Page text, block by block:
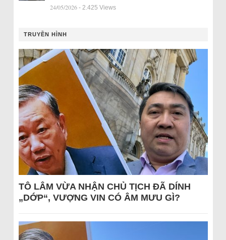
24/05/2026 - 2.425 Views
TRUYỀN HÌNH
TÔ LÂM VỪA NHẬN CHỦ TỊCH ĐÃ DÍNH
„DỚP“, VƯỢNG VIN CÓ ÂM MƯU GÌ?